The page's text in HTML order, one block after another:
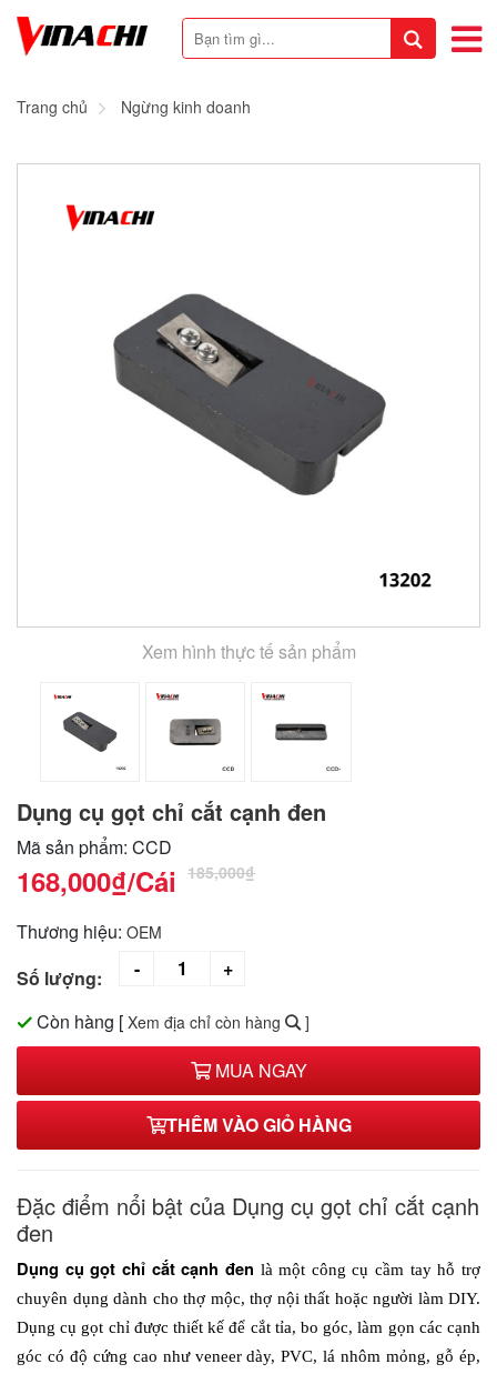
Trang chủ Ngừng kinh doanh
Xem hình thực tế sản phẩm
Dụng cụ gọt chỉ cắt cạnh đen
Mã sản phẩm: CCD
168,000₫/Cái 185,000₫
Thương hiệu: OEM
Số lượng:
Còn hàng [ Xem địa chỉ còn hàng ]
MUA NGAY
THÊM VÀO GIỎ HÀNG
Đặc điểm nổi bật của Dụng cụ gọt chỉ cắt cạnh
đen
Dụng cụ gọt chỉ cắt cạnh đen là một công cụ cầm tay hỗ trợ
chuyên dụng dành cho thợ mộc, thợ nội thất hoặc người làm DIY.
Dụng cụ gọt chỉ được thiết kế để cắt tỉa, bo góc, làm gọn các cạnh
góc có độ cứng cao như veneer dày, PVC, lá nhôm mỏng, gỗ ép,